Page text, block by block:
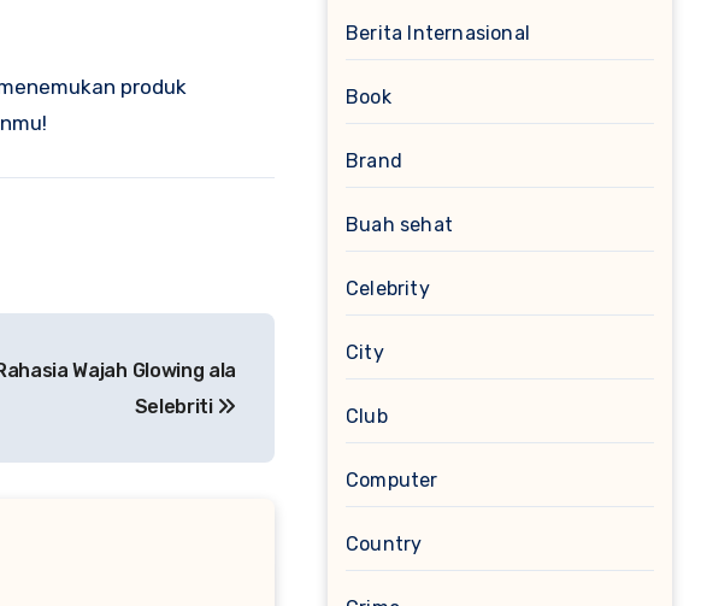
produk
Wajah Glowing ala
Selebriti
Berita Internasional
Book
Brand
Buah sehat
Celebrity
City
Club
Computer
Country